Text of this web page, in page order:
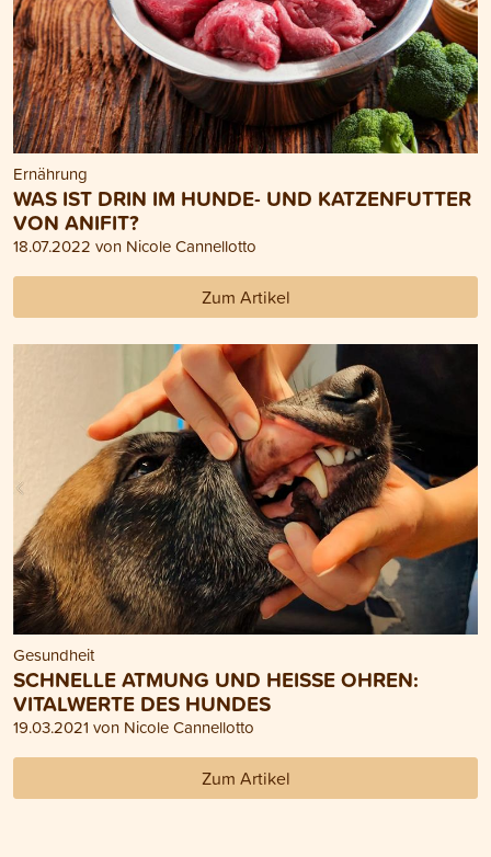
Ernährung
WAS IST DRIN IM HUNDE- UND KATZENFUTTER
VON ANIFIT?
18.07.2022 von Nicole Cannellotto
Zum Artikel
Gesundheit
SCHNELLE ATMUNG UND HEISSE OHREN:
VITALWERTE DES HUNDES
19.03.2021 von Nicole Cannellotto
Zum Artikel